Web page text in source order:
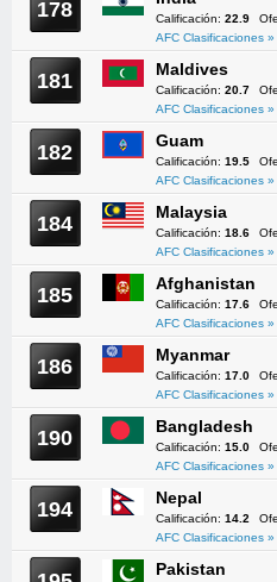
178 Calificación: 22.9
AFC Clasificaciones »
181 Maldives
Calificación: 20.7
AFC Clasificaciones »
182 Guam
Calificación: 19.5
AFC Clasificaciones »
184 Malaysia
Calificación: 18.6
AFC Clasificaciones »
185 Afghanistan
Calificación: 17.6
AFC Clasificaciones »
186 Myanmar
Calificación: 17.0
AFC Clasificaciones »
190 Bangladesh
Calificación: 15.0
AFC Clasificaciones »
194 Nepal
Calificación: 14.2
AFC Clasificaciones »
Pakistan